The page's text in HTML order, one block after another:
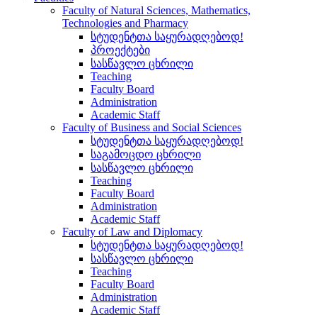
Faculty of Natural Sciences, Mathematics,
Technologies and Pharmacy
სტუდენტთა საყურადღებოდ!
პროექტები
სასწავლო ცხრილი
Teaching
Faculty Board
Administration
Academic Staff
Faculty of Business and Social Sciences
სტუდენტთა საყურადღებოდ!
საგამოცდო ცხრილი
სასწავლო ცხრილი
Teaching
Faculty Board
Administration
Academic Staff
Faculty of Law and Diplomacy
სტუდენტთა საყურადღებოდ!
სასწავლო ცხრილი
Teaching
Faculty Board
Administration
Academic Staff